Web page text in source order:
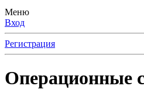
Меню
Вход
Регистрация
Операционные